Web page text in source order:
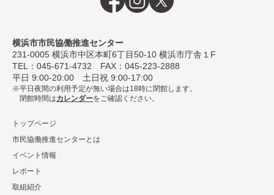
横浜市市民協働推進センター
231-0005 横浜市中区本町6丁⽬50-10 横浜市庁舎１F
TEL： 045-671-4732 FAX：045-223-2888
平⽇ 9:00-20:00 ⼟⽇祝 9:00-17:00
平日夜間の利用予定が無い場合は18時に閉館します。
閉館時間はカレンダーをご確認ください。
トップページ
市民協働推進センターとは
イベント情報
レポート
取組紹介